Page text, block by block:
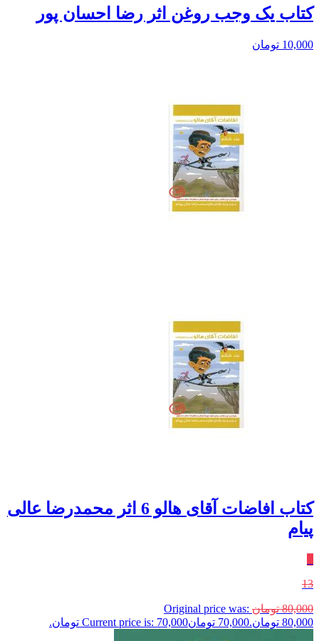
کتاب یک وجب روغن اثر رضا احسان پور
10,000 تومان
کتاب افاضات آقای هالو 6 اثر محمدرضا عالی
پیام
13
80,000 تومان Original price was:
80,000 تومان.
70,000 تومانCurrent price is: 70,000 تومان.